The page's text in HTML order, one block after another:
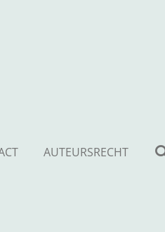
AUTEURSRECHT